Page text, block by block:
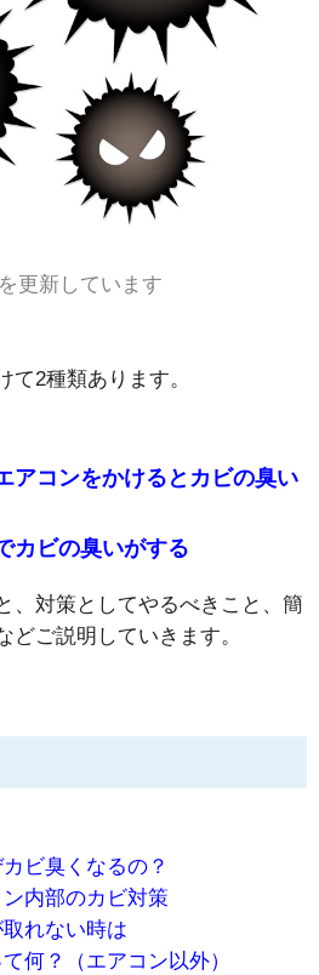
更新しています
て2種類あります。
アコンをかけるとカビの臭い
カビの臭いがする
、対策としてやるべきこと、簡
ご説明していきます。
ビ臭くなるの？
内部のカビ対策
れない時は
何？（エアコン以外）